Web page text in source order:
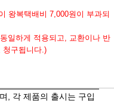
왕복택배비 7,000원이 부과되
일하게 적용되고, 교환이나 반
청구됩니다.)
, 각 제품의 출시는 구입